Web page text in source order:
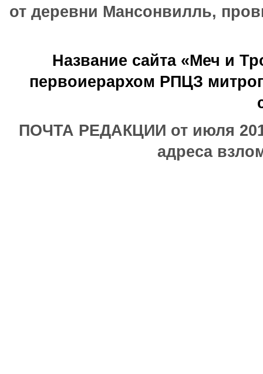
от деревни Мансонвилль,
Название сайта «Меч и
первоиерархом РПЦЗ
ПОЧТА РЕДАКЦИИ от июля
адреса